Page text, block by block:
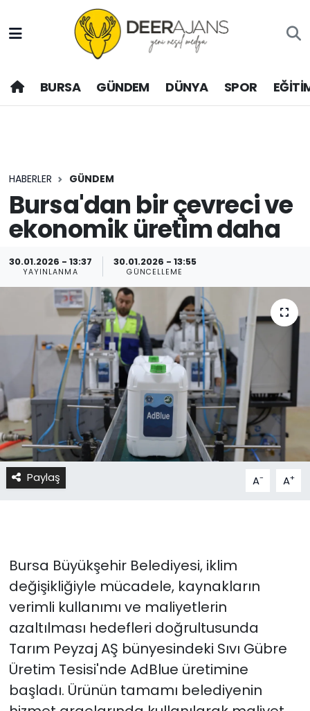
BURSA GÜNDEM DÜNYA SPOR
HABERLER GÜNDEM
Bursa'dan bir çevreci ve
ekonomik üretim daha
30.01.2026 - 13:37
YAYINLANMA
30.01.2026 - 13:55
GÜNCELLEME
Paylaş A- A+
Bursa Büyükşehir Belediyesi, iklim
değişikliğiyle mücadele, kaynakların
verimli kullanımı ve maliyetlerin
azaltılması hedefleri doğrultusunda
Tarım Peyzaj AŞ bünyesindeki Sıvı Gübre
Üretim Tesisi'nde AdBlue üretimine
başladı. Ürünün tamamı belediyenin
Hava Durumu
Trafik Durumu
Son Dakika Haberleri
Haber Arşivi